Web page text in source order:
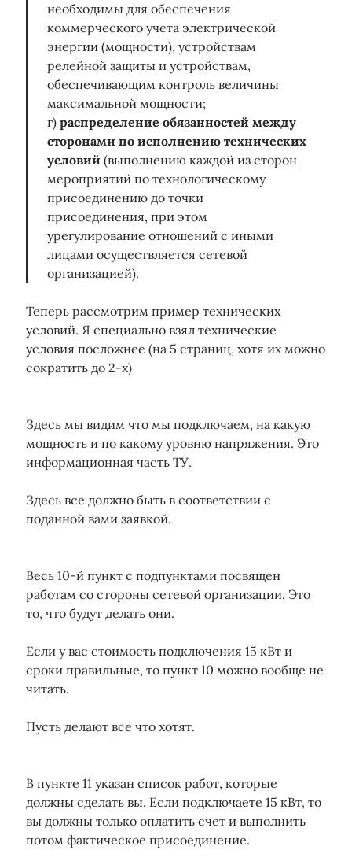
необходимы для обеспечения
коммерческого учета электрической
энергии (мощности), устройствам
релейной защиты и устройствам,
обеспечивающим контроль величины
максимальной мощности;
г)распределение обязанностей между
сторонами по исполнению технических
условий (выполнению каждой из сторон
мероприятий по технологическому
присоединению до точки
присоединения, при этом
урегулирование отношений с иными
лицами осуществляется сетевой
организацией).
Теперь рассмотрим пример технических
условий. Я специально взял технические
условия посложнее (на 5 страниц, хотя их можно
сократить до 2-х)
Здесь мы видим что мы подключаем, на какую
мощность и по какому уровню напряжения. Это
информационная часть ТУ.
Здесь все должно быть в соответствии с
поданной вами заявкой.
Весь 10-й пункт с подпунктами посвящен
работам со стороны сетевой организации. Это
то, что будут делать они.
Если у вас стоимость подключения 15 кВт и
сроки правильные, то пункт 10 можно вообще не
читать.
Пусть делают все что хотят.
В пункте 11 указан список работ, которые
должны сделать вы. Если подключаете 15 кВт, то
вы должны только оплатить счет и выполнить
потом фактическое присоединение.